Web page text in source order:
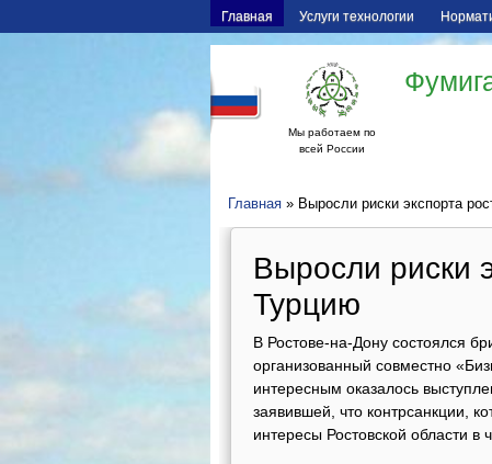
Главная Услуги технологии
Мы работаем по
всей России
Главная » Выросли риски экспорта
Выросли риски
Турцию
В Ростове-на-Дону состоялся
организованный совместно
интересным оказалось
заявившей, что контрсанкции,
интересы Ростовской области в